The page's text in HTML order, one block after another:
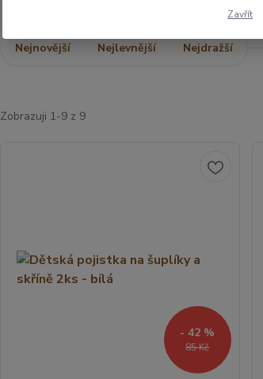
Nejnovější Nejlevnější Nejdražší
Zobrazuji 1-9 z 9
85 Kč
- 42 %
Zavřít